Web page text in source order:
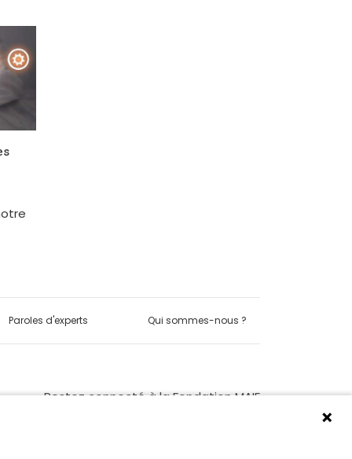
Paroles d'experts Qui sommes-nous ?
Restez connecté à la Fondation MAIF